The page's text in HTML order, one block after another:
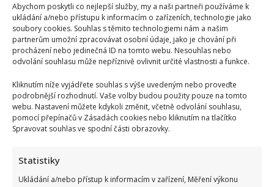
Abychom poskytli co nejlepší služby, my a naši partneři používáme k
ukládání a/nebo přístupu k informacím o zařízeních, technologie jako
soubory cookies. Souhlas s těmito technologiemi nám a našim
partnerům umožní zpracovávat osobní údaje, jako je chování při
procházení nebo jedinečná ID na tomto webu. Nesouhlas nebo
odvolání souhlasu může nepříznivě ovlivnit určité vlastnosti a funkce.
Kliknutím níže vyjádřete souhlas s výše uvedeným nebo proveďte
podrobnější rozhodnutí. Vaše volby budou použity pouze na tomto
webu. Nastavení můžete kdykoli změnit, včetně odvolání souhlasu,
pomocí přepínačů v Zásadách cookies nebo kliknutím na tlačítko
Spravovat souhlas ve spodní části obrazovky.
Statistiky
Ukládání a/nebo přístup k informacím v zařízení, Měření výkonu